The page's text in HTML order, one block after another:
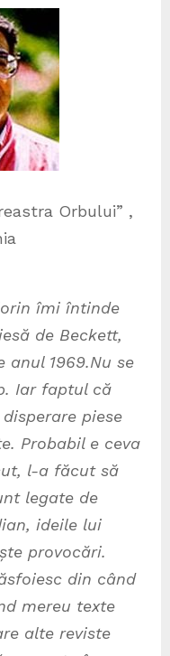
Orbului” ,
Avem cheia de la sălița în care ne întâlneam pentru cursul de actorie. Profesorul nostru, actorul George Ferra, a fost informat despre ce se pune la cale și a acceptat din prima. Putem să ne întâlnim oricând. Am înghițit textul într-un timp record. Trăiesc o stare de exaltare. Nu ne mai trebuie nici mâncare, nici plimbare, cu sau fără fete, nici somn. Trei săptămâni au durat repetițiile. Un iureș fără odihnă. Florin știe tot ce trebuie să se întâmple, stabilise mișcarea, un decor minim. Ceea ce ne indică să facem este mereu uimitor și tentant, sporește farmecul ineditului. Neașteptat de exact și nuanțat în toate, demonstrează o abilitate și o știință a întregului care-l propulsează fără dubii în postura de conducător al jocului, al întregii desfășurări. Nu pentru că trebuia să conducă cineva, ci pentru că era el, cu certitudine, conducătorul. Mă surprinde mereu cu știința amănuntului relevant și născător de conflicte vizuale care nu pot decât să fie surprinzătoare și încărcate de semnificații pentru spectatori. Evident, noi, cei doi, în scenă, nu avem multe mișcări de făcut. Tot ce spunem, cu pauze imense sau fără respiro între replici, nu impune mișcarea. În esență, suntem niște statici până la exasperare, dezlânați, fără orizont. Sau orizontul nostru este așteptarea. În schimb, există mișcări nefirești, impuse de regizor, elemente care sparg monotonia sau o conduc pe alte trasee fără logică. Lipsa de coerență creează efecte neașteptate, uneori, de-a dreptul stranii, fascinante. Ne aducem de fiecare dată în plasă hainele care urmează să compună costumul nostru de scenă. Niște jerpelituri salvate de la coșul cu haine de aruncat. Am căutat și am găsit și niște ghete scâlciate care au mare căutare în spectacol, ne jucăm cu ele, sunt obiecte de preț. Totul este o aventură, o bucurie peste cele cunoscute și mărunte, de puști fără orizont, tentați doar de un cherry la terasa hotelului Aro și de o piesă pusă la tonomat, cu o monedă găsită într-un fund de buzunar. Suntem gata. Stabilim ziua spectacolului. Nu avea cine să ne facă afișe. Urmează să ne anunțăm prietenii, vecinii și sperăm în ajutorul colegilor care să anunțe și ei pe cine știau, în așa fel încât să se umple sălița noastră de 101 locuri. Pentru mine, vine într-un moment nepotrivit anunțul că trebuie să reprezint județul la concursul de interpretare a poeziei eminesciene de la Botoșani, dar nu puteam renunța la el. Urmează să mă întorc cu o zi înainte de premieră. Așadar, vom mai avea timp doar de o repetiție. Nu suntem neliniștiți. Mintea noastră este limpede, textul îl visăm, nu există ceva unde să bâjbâim, să mai fie nevoie de repetat. Emoțiile se încalecă una peste cealaltă în mintea mea, dar le pot duce pe toate. Sunt la vremea energiilor ce încă nu au fost descătușate pe de-a-ntregul și pot suferi orice nouă lovire în tâmple. Rezist și trăiesc euforic în centrul unor aventuri adevărate, nu încropite în cărți de povești. Să-l joci pe Beckett la douăzeci de ani, când nici nu se știe la noi bine ce e aia teatrul absurdului! Sala și murmurul. Nu este niciun loc liber. O nerăbdare de a începe și mândria de a fi noi cei care aducem noutatea. Pot să-mi imaginez tăcerea unei săli, în care mirarea de pe chipuri anulează orice gest. Un adevărat șoc pentru spectatori, ceva ce nu s-a mai văzut.Fănel rostește fără ezitare, îl simt că știe și înaintează, așa cum trebuia să o facem. La fel și pentru mine. Replicile noastre se succed cu o viteză incredibilă, dar și cu lentoare, în același timp. Fără pauze între noi sau cu pauze imense, un flux nesfâ